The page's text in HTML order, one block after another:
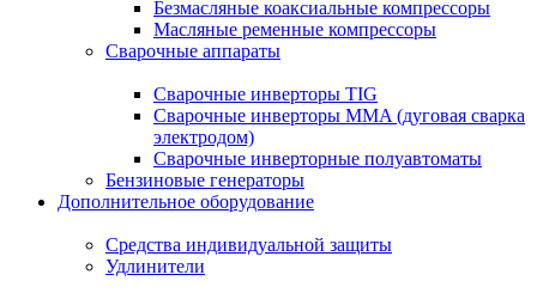
Безмасляные коаксиальные компрессоры
Масляные ременные компрессоры
Сварочные аппараты
Сварочные инверторы TIG
Сварочные инверторы MMA (дуговая сварка
электродом)
Сварочные инверторные полуавтоматы
Бензиновые генераторы
Дополнительное оборудование
Средства индивидуальной защиты
Удлинители